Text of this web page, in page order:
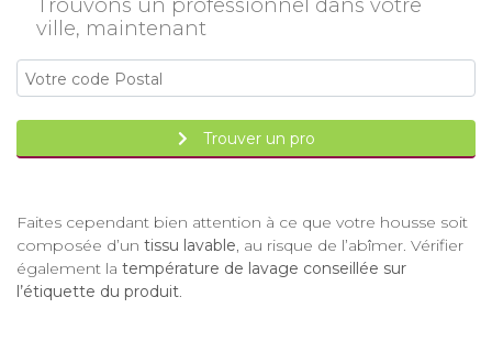
ville, maintenant
Trouver un pro
Faites cependant bien attention à ce que votre housse soit
composée d’un tissu lavable, au risque de l’abîmer. Vérifier
également la température de lavage conseillée sur
l’étiquette du produit.